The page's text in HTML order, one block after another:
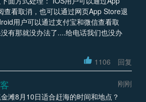
查看取消，也可以通过网页App Store退
用户可以通过支付宝和微信查看取
有那就没办法了....给电话我们也没办
1106 回复
刚刚
滩8月10日适合赶海的时间和地点？